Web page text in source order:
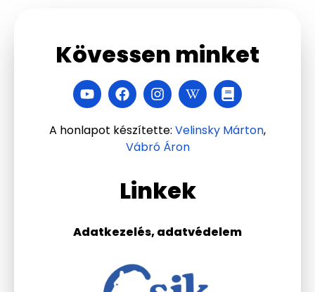
Linkek
Adatkezelés, adatvédelem
Kövessen minket
A honlapot készítette: Velinsky Márton,
Vábró Áron